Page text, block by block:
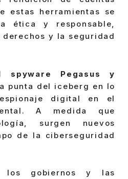
estas herramientas se
ética y responsable,
y la seguridad
spyware Pegasus y
punta del iceberg en lo
digital en el
A medida que
surgen nuevos
de la ciberseguridad
los gobiernos y las